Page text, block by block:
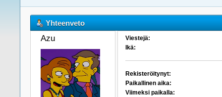
Yhteenveto
Azu
Viestejä:
Ikä:
Rekisteröitynyt:
Paikallinen aika:
Viimeksi paikalla: